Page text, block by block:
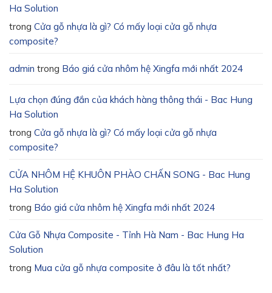
Ha Solution
trong Cửa gỗ nhựa là gì? Có mấy loại cửa gỗ nhựa
composite?
admin trong Báo giá cửa nhôm hệ Xingfa mới nhất 2024
Lựa chọn đúng đắn của khách hàng thông thái - Bac Hung
Ha Solution
trong Cửa gỗ nhựa là gì? Có mấy loại cửa gỗ nhựa
composite?
CỬA NHÔM HỆ KHUÔN PHÀO CHẤN SONG - Bac Hung
Ha Solution
trong Báo giá cửa nhôm hệ Xingfa mới nhất 2024
Cửa Gỗ Nhựa Composite - Tỉnh Hà Nam - Bac Hung Ha
Solution
trong Mua cửa gỗ nhựa composite ở đâu là tốt nhất?